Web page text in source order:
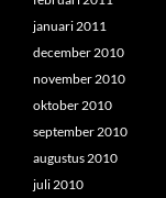
januari 2011
december 2010
november 2010
oktober 2010
september 2010
augustus 2010
juli 2010